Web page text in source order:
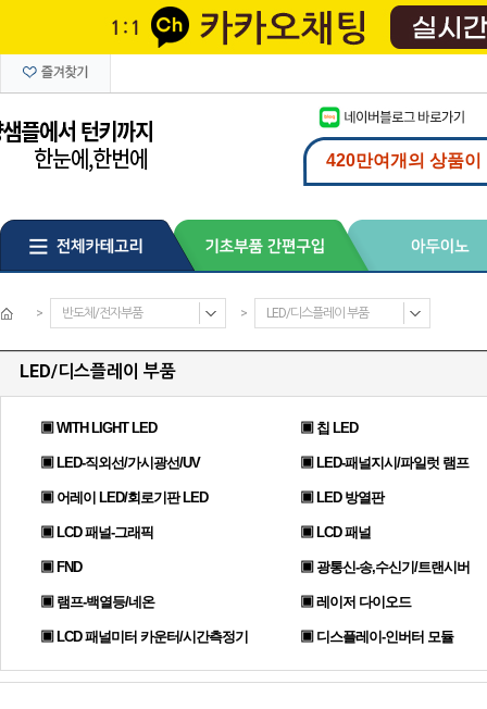
> 반도체/전자부품 > LED/디스플레이 부품
LED/디스플레이 부품
▣ WITH LIGHT LED ▣ 칩 LED
▣ LED-직외선/가시광선/UV ▣ LED-패널지시/파일럿 램프
▣ 어레이 LED/회로기판 LED ▣ LED 방열판
▣ LCD 패널-그래픽 ▣ LCD 패널
▣ FND ▣ 광통신-송,수신기/트랜시버
▣ 램프-백열등/네온 ▣ 레이저 다이오드
▣ LCD 패널미터 카운터/시간측정기 ▣ 디스플레이-인버터 모듈